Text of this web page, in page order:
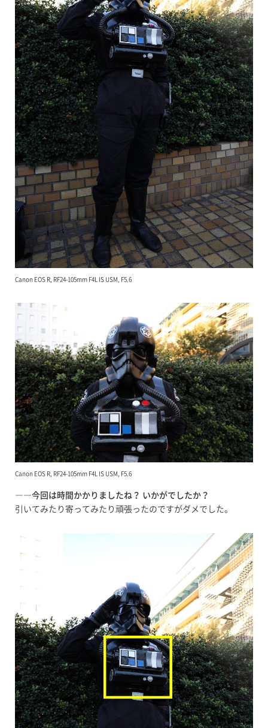
Canon EOS R, RF24-105mm F4L IS USM, F5.6
Canon EOS R, RF24-105mm F4L IS USM, F5.6
――今回は時間かかりましたね？ いかがでしたか？
引いてみたり寄ってみたり頑張ったのですがダメでした。